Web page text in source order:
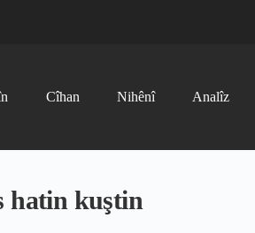
Cîhan Nihênî Analîz
hatin kuştin